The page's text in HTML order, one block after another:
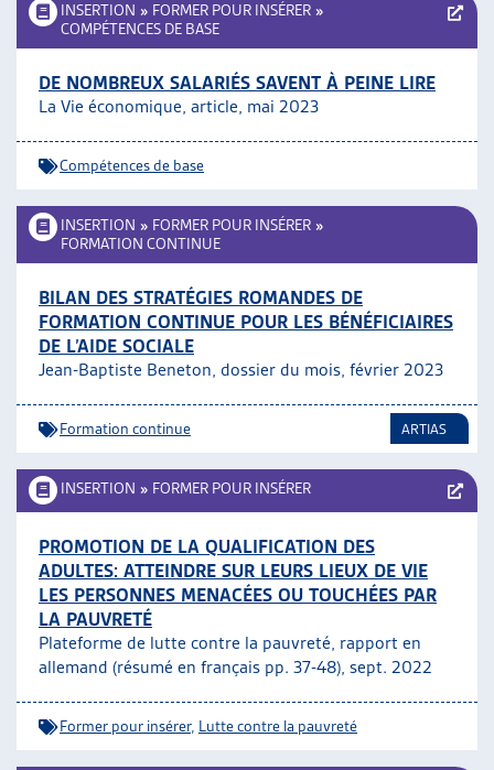
INSERTION » FORMER POUR INSÉRER »
COMPÉTENCES DE BASE
DE NOMBREUX SALARIÉS SAVENT À PEINE LIRE
La Vie économique, article, mai 2023
Compétences de base
INSERTION » FORMER POUR INSÉRER »
FORMATION CONTINUE
BILAN DES STRATÉGIES ROMANDES DE
FORMATION CONTINUE POUR LES BÉNÉFICIAIRES
DE L’AIDE SOCIALE
Jean-Baptiste Beneton, dossier du mois, février 2023
Formation continue ARTIAS
INSERTION » FORMER POUR INSÉRER
PROMOTION DE LA QUALIFICATION DES
ADULTES: ATTEINDRE SUR LEURS LIEUX DE VIE
LES PERSONNES MENACÉES OU TOUCHÉES PAR
LA PAUVRETÉ
Plateforme de lutte contre la pauvreté, rapport en
allemand (résumé en français pp. 37-48), sept. 2022
Former pour insérer, Lutte contre la pauvreté